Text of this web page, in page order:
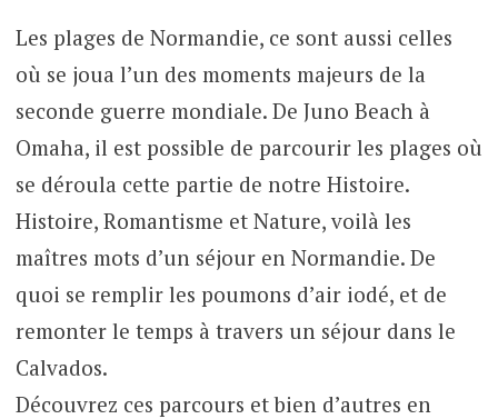
Les plages de Normandie, ce sont aussi celles
où se joua l’un des moments majeurs de la
seconde guerre mondiale. De Juno Beach à
Omaha, il est possible de parcourir les plages où
se déroula cette partie de notre Histoire.
Histoire, Romantisme et Nature, voilà les
maîtres mots d’un séjour en Normandie. De
quoi se remplir les poumons d’air iodé, et de
remonter le temps à travers un séjour dans le
Calvados.
Découvrez ces parcours et bien d’autres en